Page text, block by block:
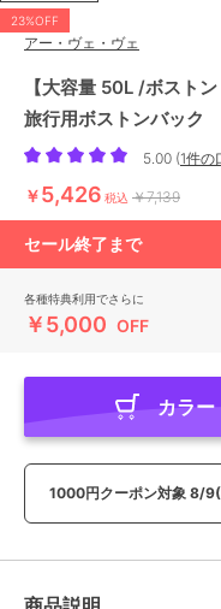
23%OFF
アー・ヴェ・ヴェ
【大容量 50L /ボスト
旅行用ボストンバック
5.00 (1件の
￥5,426 税込 ￥7,139
セール終了まで
各種特典利用でさらに
￥5,000 OFF
カラー
1000円クーポン対象 8/9(